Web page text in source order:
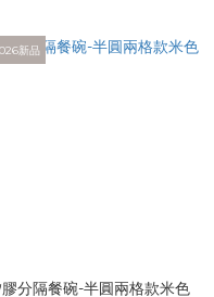
新品
分隔餐碗-半圓兩格款米色